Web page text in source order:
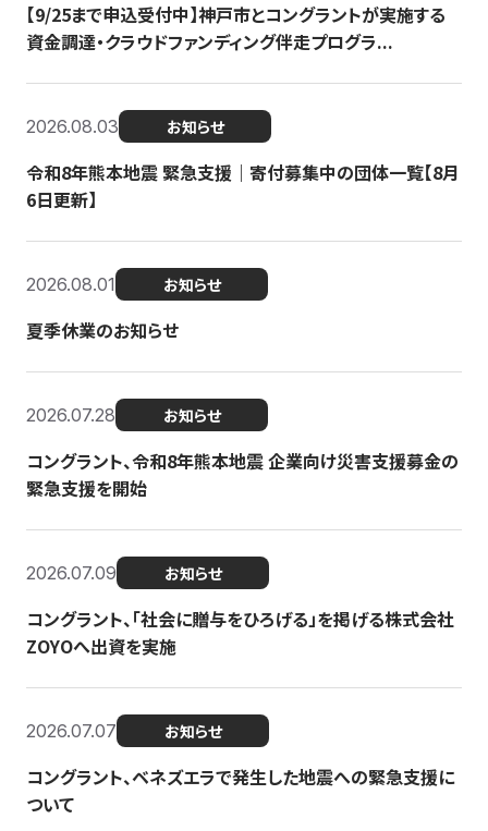
【9/25まで申込受付中】神戸市とコングラントが実施する
資金調達・クラウドファンディング伴走プログラ...
2026.08.03 お知らせ
令和8年熊本地震 緊急支援｜寄付募集中の団体一覧【8月
6日更新】
2026.08.01 お知らせ
夏季休業のお知らせ
2026.07.28 お知らせ
コングラント、令和8年熊本地震 企業向け災害支援募金の
緊急支援を開始
2026.07.09 お知らせ
コングラント、「社会に贈与をひろげる」を掲げる株式会社
ZOYOへ出資を実施
2026.07.07 お知らせ
コングラント、ベネズエラで発生した地震への緊急支援に
ついて